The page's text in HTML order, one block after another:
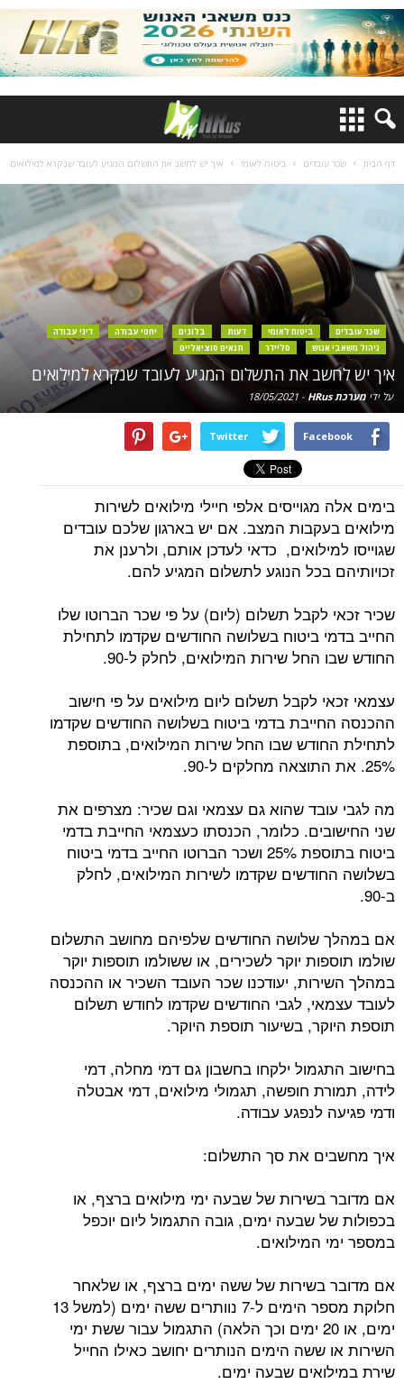
דף הבית שכר עובדים ביטוח לאומי איך יש לחשב את התשלום המגיע לעובד שנקרא למילואים
שכר עובדים ביטוח לאומי דעות בלוגים יחסי עבודה
דיני עבודה
ניהול משאבי אנוש
סליידר תנאים סוציאליים
איך יש לחשב את התשלום המגיע לעובד שנקרא למילואים
על ידי מערכת HRus -
18/05/2021
Facebook
Twitter
בימים אלה מגוייסים אלפי חיילי מילואים לשירות
מילואים בעקבות המצב. אם יש בארגון שלכם עובדים
שגוייסו למילואים, כדאי לעדכן אותם, ולרענן את
זכויותיהם בכל הנוגע לתשלום המגיע להם.
שכיר זכאי לקבל תשלום (ליום) על פי שכר הברוטו שלו
החייב בדמי ביטוח בשלושה החודשים שקדמו לתחילת
החודש שבו החל שירות המילואים, לחלק ל-90.
עצמאי זכאי לקבל תשלום ליום מילואים על פי חישוב
ההכנסה החייבת בדמי ביטוח בשלושה החודשים שקדמו
לתחילת החודש שבו החל שירות המילואים, בתוספת
25%. את התוצאה מחלקים ל-90.
מה לגבי עובד שהוא גם עצמאי וגם שכיר: מצרפים את
שני החישובים. כלומר, הכנסתו כעצמאי החייבת בדמי
ביטוח בתוספת 25% ושכר הברוטו החייב בדמי ביטוח
בשלושה החודשים שקדמו לשירות המילואים, לחלק
ב-90.
אם במהלך שלושה החודשים שלפיהם מחושב התשלום
שולמו תוספות יוקר לשכירים, או ששולמו תוספות יוקר
במהלך השירות, יעודכנו שכר העובד השכיר או ההכנסה
לעובד עצמאי, לגבי החודשים שקדמו לחודש תשלום
תוספת היוקר, בשיעור תוספת היוקר.
בחישוב התגמול ילקחו בחשבון גם דמי מחלה, דמי
לידה, תמורת חופשה, תגמולי מילואים, דמי אבטלה
ודמי פגיעה לנפגע עבודה.
איך מחשבים את סך התשלום:
אם מדובר בשירות של שבעה ימי מילואים ברצף, או
בכפולות של שבעה ימים, גובה התגמול ליום יוכפל
במספר ימי המילואים.
אם מדובר בשירות של ששה ימים ברצף, או שלאחר
חלוקת מספר הימים ל-7 נוותרים ששה ימים (למשל 13
ימים, או 20 ימים וכך הלאה) התגמול עבור ששת ימי
השירות או ששה הימים הנותרים יחושב כאילו החייל
שירת במילואים שבעה ימים.